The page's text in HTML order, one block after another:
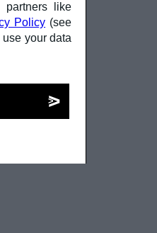
partners like
Policy (see
your data